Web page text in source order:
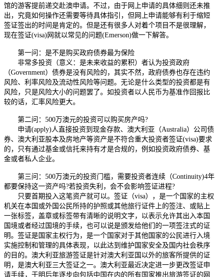
馆的游客提前递交赴澳申请。不过，由于网上申请的具体细则还未推
出，究竟如何操作还需要等待具体指引，但网上申请能够有利于缩短
签证签出的时间是肯定的。但是还有很多人对着个项目不是很理解，
现在签证(visa)网就以常见的问题(Emerson)做一下解答。
第一问：是不是购买政府债券最为保险
非常多投资（意义：是未来收益的累积）者认为投资政府
（Government）债券是没有风险的，其实不然，政府债券也存在违约
风险、利率风险及流动性风险等问题。无论是什么类型的投资都是有
风险，只是风险大小的问题罢了。如投资者以人民币为基准作回报比
较的话，汇率风险更大。
第二问：500万澳元的投资可以购买房产吗?
申请(apply)人直接投资到现金存款、澳大利亚（Australia）公司债
券、澳大利亚股本及房地产等资产是不符合重大投资者签证(visa)要求
的，只有通过基金或信托来持有才是合规的，例如投资政府债券、基
金或者私人企业。
第三问：500万澳元的投资门槛，需要投资者连续（Continuity)4年
都要保持这一资产吗?若投资失利，会不会影响签证进程?
只要首期投入这笔资产就可以。签证（visa），是一个国家的主权
机关在本国或外国公民所持的护照或其他旅行证件上的签注、或贴上
一张标签，盖章或标签带有清晰的说明文字，以表示允许其出入本国
国境或者经过国境的手续，也可以说是颁发给他们的一项签注式的证
明。签证是国家主权行为，是一个国家对于其他国家的公民进行入境
实施控制和管理的具体表现，以此达到维护国家安全及国内社会秩序
的目的。澳大利亚旅游签证是针对澳大利亚国以外的旅客所提供的证
明，是澳大利亚三大签证之一。澳大利亚最近决定进一步更改签证申
请手续，于明后年逐步向包括中国在内的所有国家推出旅游签证的网